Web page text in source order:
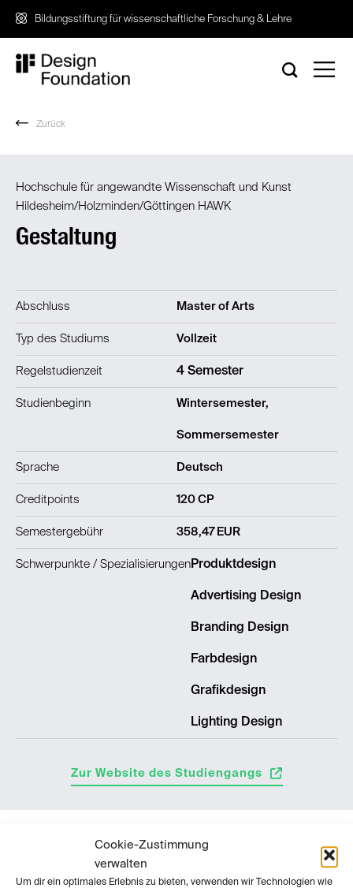
Cookie-Zustimmung
verwalten
Um dir ein optimales Erlebnis zu bieten, verwenden wir Technologien wie
Bildungsstiftung für wissenschaftliche Forschung & Lehre
Zurück
Hochschule für angewandte Wissenschaft und Kunst
Hildesheim/Holzminden/Göttingen HAWK
Gestaltung
Abschluss Master of Arts
Typ des Studiums Vollzeit
Regelstudienzeit 4 Semester
Studienbeginn Wintersemester,
Sommersemester
Sprache Deutsch
Creditpoints 120 CP
Semestergebühr 358,47 EUR
Schwerpunkte / Spezialisierungen Produktdesign
Advertising Design
Branding Design
Farbdesign
Grafikdesign
Lighting Design
Zur Website des Studiengangs
Informationen zur
Hochschule und Fakultät